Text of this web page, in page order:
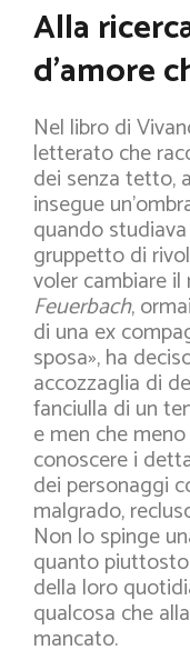
Alla
d’amore
Nel libro di
letterato che
dei senza tetto,
insegue
quando
gruppetto di
voler cambiare
Feuerbach,
di una ex
sposa», ha
accozzaglia di
fanciulla di un
e men che
conoscere i
dei personaggi
malgrado,
Non lo spinge
quanto
della loro
qualcosa che
mancato.